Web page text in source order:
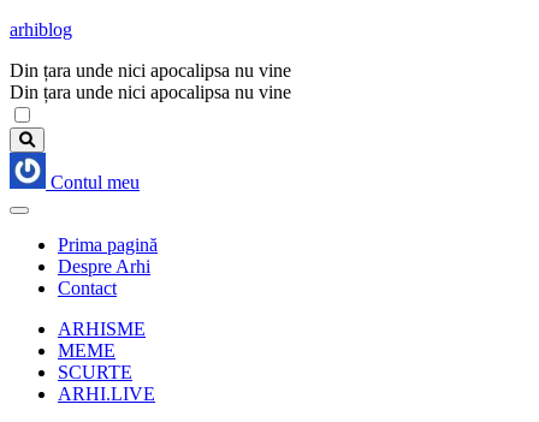
arhiblog
Din țara unde nici apocalipsa nu vine
Din țara unde nici apocalipsa nu vine
Contul meu
Prima pagină
Despre Arhi
Contact
ARHISME
MEME
SCURTE
ARHI.LIVE